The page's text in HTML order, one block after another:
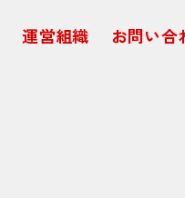
運営組織 お問い合